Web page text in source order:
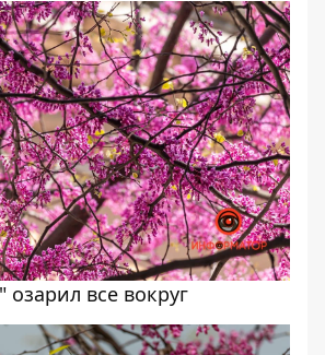
озарил все вокруг